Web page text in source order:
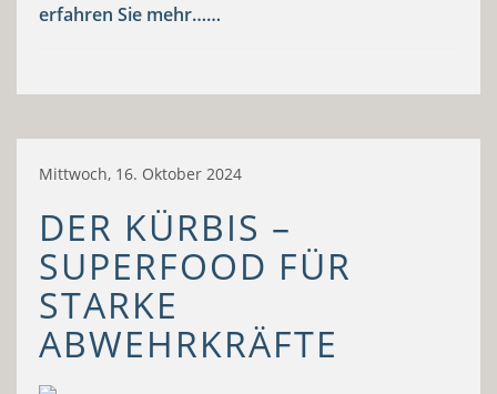
erfahren Sie mehr……
Mittwoch, 16. Oktober 2024
DER KÜRBIS –
SUPERFOOD FÜR
STARKE
ABWEHRKRÄFTE